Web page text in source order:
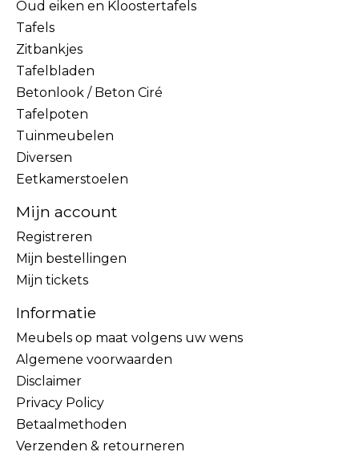
Oud eiken en Kloostertafels
Tafels
Zitbankjes
Tafelbladen
Betonlook / Beton Ciré
Tafelpoten
Tuinmeubelen
Diversen
Eetkamerstoelen
Mijn account
Registreren
Mijn bestellingen
Mijn tickets
Informatie
Meubels op maat volgens uw wens
Algemene voorwaarden
Disclaimer
Privacy Policy
Betaalmethoden
Verzenden & retourneren